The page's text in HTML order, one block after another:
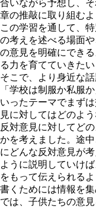
合いながら予想し、
章の推敲に取り組むよ
この学習を通して、
の考えを述べる場面
の意見を明確にでき
る力を育てていきたい
そこで、より身近な
「学校は制服か私服
いったテーマでまず
見に対してはどのよ
反対意見に対してど
かを考えました。途
にどんな反対意見が
ように説明していけ
をもって伝えられるよ
書くためには情報を
では、子供たちの意